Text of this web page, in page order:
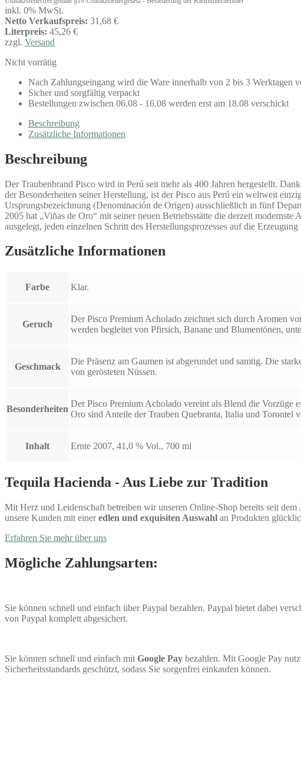
inkl. 0% MwSt.
Netto Verkaufspreis: 31,68 €
Literpreis: 45,26 €
zzgl. Versand
Nicht vorrätig
Nach Zahlungseingang wird die Ware innerhalb von 2 bis 3 Werktagen
Sicher und sorgfältig verpackt
Bestellungen zwischen 06.08 - 16.08 werden erst am 18.08 verschickt
Beschreibung
Zusätzliche Informationen
Beschreibung
Der Traubenbrand Pisco wird in Perú seit mehr als 400 Jahren hergestellt.
der Besonderheiten seiner Herstellung, ist der Pisco aus Perú ein weltweit
Ursprungsbezeichnung (Denominación de Origen) ausschließlich in fünf
2005 hat „Viñas de Oro“ mit seiner neuen Betriebsstätte die derzeit
ausgelegt, jeden einzelnen Schritt des Herstellungsprozesses auf die
Zusätzliche Informationen
Farbe Klar.
Geruch
Der Pisco Premium Acholado zeichnet sich durch Aromen
werden begleitet von Pfirsich, Banane und Blumentönen,
Geschmack
Die Präsenz am Gaumen ist abgerundet und samtig. Die
von gerösteten Nüssen.
Besonderheiten
Der Pisco Premium Acholado vereint als Blend die Vorzüge
Oro sind Anteile der Trauben Quebranta, Italia und Torontel
Inhalt Ernte 2007, 41,0 % Vol., 700 ml
Tequila Hacienda - Aus Liebe zur Tradition
Mit Herz und Leidenschaft betreiben wir unseren Online-Shop bereits seit
unsere Kunden mit eineredlen und exquisiten Auswahl an Produkten
Erfahren Sie mehr über uns
Mögliche Zahlungsarten:
Sie können schnell und einfach über Paypal bezahlen. Paypal bietet dabei
von Paypal komplett abgesichert.
Sie können schnell und einfach mit Google Pay bezahlen. Mit Google Pay
Sicherheitsstandards geschützt, sodass Sie sorgenfrei einkaufen können.